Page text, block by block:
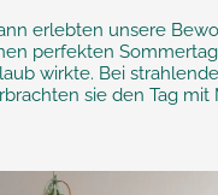
erlebten unsere
perfekten
wirkte. Bei
sie den Tag mit